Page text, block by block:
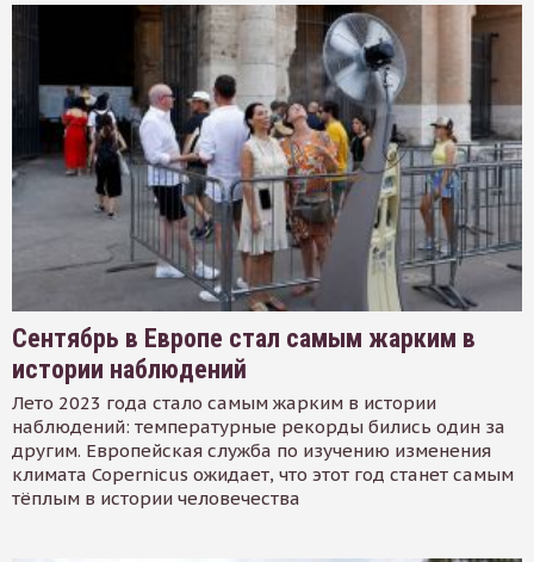
Сентябрь в Европе стал самым жарким в
истории наблюдений
Лето 2023 года стало самым жарким в истории
наблюдений: температурные рекорды бились один за
другим. Европейская служба по изучению изменения
климата Copernicus ожидает, что этот год станет самым
тёплым в истории человечества